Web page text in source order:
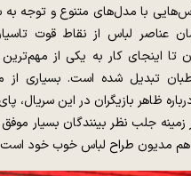
با مدل‌های متنوع و توجه
عناصر لباس از نقاط قوت
تا اینجای کار به یکی از
تبدیل شده است. بسیاری از
ظاهر بازیگران در این سریال،
زمینه جلب نظر بینندگان بسیار
هم مدیون طراح لباس خوب خود